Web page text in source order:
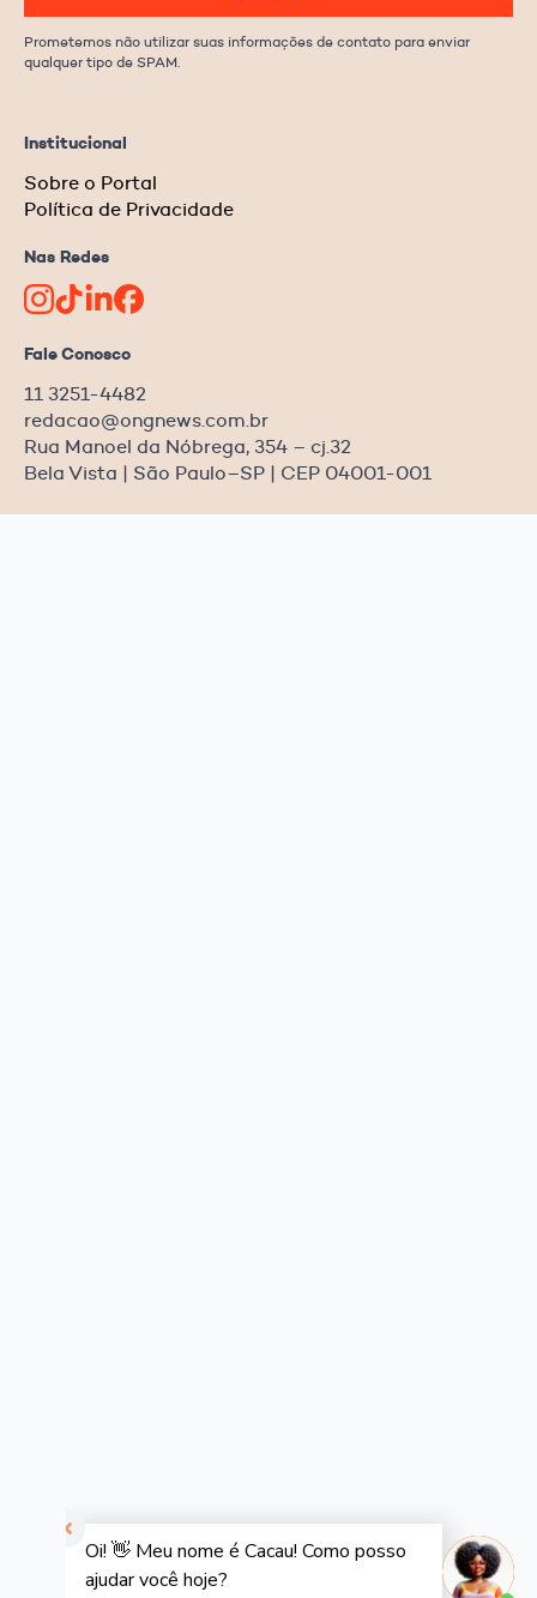
Institucional
Sobre o Portal
Política de Privacidade
Nas Redes
Fale Conosco
11 3251-4482
redacao@ongnews.com.br
Rua Manoel da Nóbrega, 354 – cj.32
Bela Vista | São Paulo–SP | CEP 04001-001
Prometemos não utilizar suas informações de contato para enviar
qualquer tipo de SPAM.